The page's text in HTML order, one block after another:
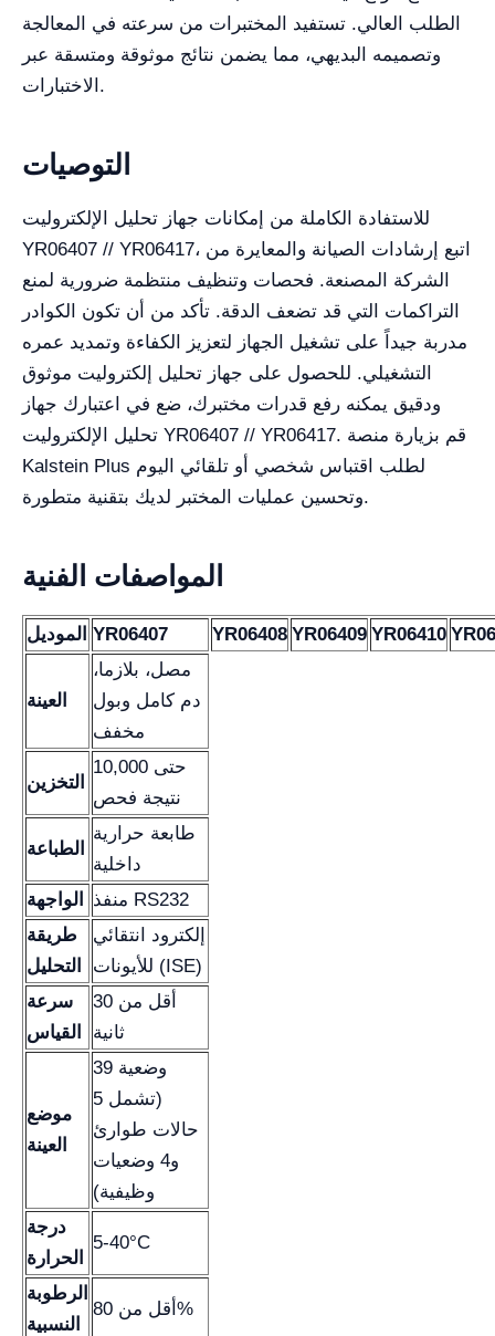
الطلب العالي. تستفيد المختبرات من سرعته في المعالجة
وتصميمه البديهي، مما يضمن نتائج موثوقة ومتسقة عبر
الاختبارات.
التوصيات
للاستفادة الكاملة من إمكانات جهاز تحليل الإلكتروليت
YR06407 // YR06417، اتبع إرشادات الصيانة والمعايرة من
الشركة المصنعة. فحصات وتنظيف منتظمة ضرورية لمنع
التراكمات التي قد تضعف الدقة. تأكد من أن تكون الكوادر
مدربة جيداً على تشغيل الجهاز لتعزيز الكفاءة وتمديد عمره
التشغيلي. للحصول على جهاز تحليل إلكتروليت موثوق
ودقيق يمكنه رفع قدرات مختبرك، ضع في اعتبارك جهاز
تحليل الإلكتروليت YR06407 // YR06417. قم بزيارة منصة
Kalstein Plus لطلب اقتباس شخصي أو تلقائي اليوم
وتحسين عمليات المختبر لديك بتقنية متطورة.
المواصفات الفنية
الموديل YR06407 YR06408 YR06409 YR06410
العينة
مصل، بلازما،
دم كامل وبول
مخفف
التخزين
حتى 10,000
نتيجة فحص
الطباعة
طابعة حرارية
داخلية
الواجهة
منفذ RS232
طريقة
التحليل
إلكترود انتقائي
للأيونات (ISE)
سرعة
القياس
أقل من 30
ثانية
موضع
العينة
39 وضعية
(تشمل 5
حالات طوارئ
و4 وضعيات
وظيفية)
درجة
الحرارة
5-40°C
الرطوبة
النسبية
أقل من 80%